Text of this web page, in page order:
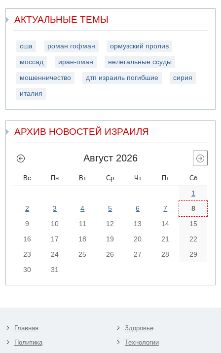
АКТУАЛЬНЫЕ ТЕМЫ
сша роман гофман ормузский пролив
моссад иран-оман нелегальные ссуды
мошенничество дтп израиль погибшие сирия
италия
АРХИВ НОВОСТЕЙ ИЗРАИЛЯ
Август 2026
Вс Пн Вт Ср Чт Пт Сб
1
2
3 4 5 6 7
8
9
10 11 12 13 14
15
16
17 18 19 20 21
22
23
24 25 26 27 28
29
30
31
Главная
Политика
Здоровье
Технологии